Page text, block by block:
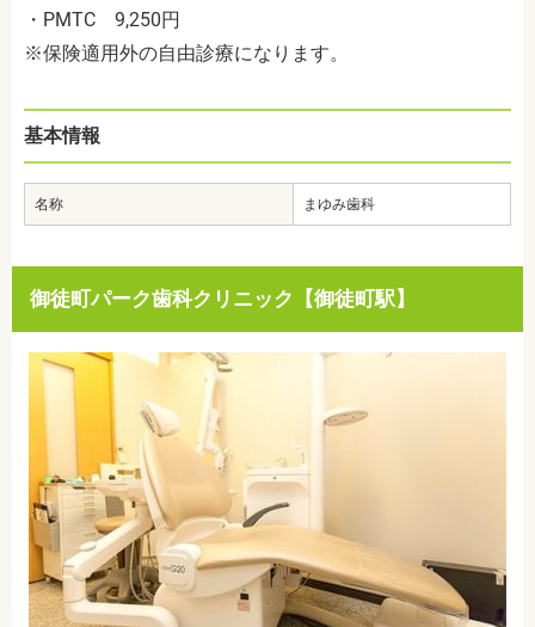
・PMTC 9,250円
※保険適用外の自由診療になります。
基本情報
名称 まゆみ歯科
御徒町パーク歯科クリニック【御徒町駅】